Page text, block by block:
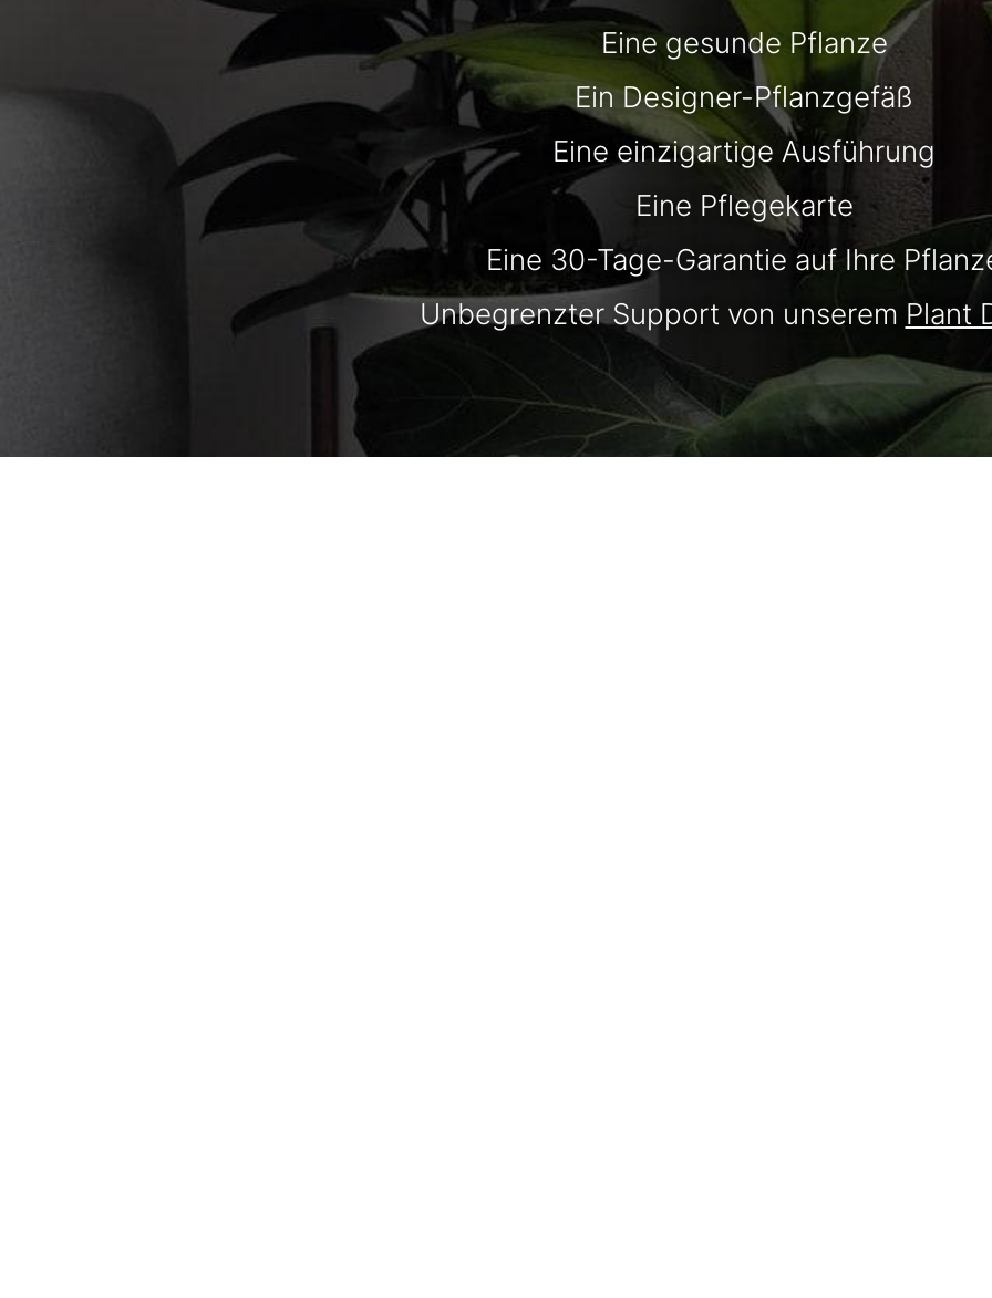
Eine gesunde Pflanze
Ein Designer-Pflanzgefäß
Eine einzigartige Ausführung
Eine Pflegekarte
Eine 30-Tage-Garantie auf Ihre
Unbegrenzter Support von unserem Plant